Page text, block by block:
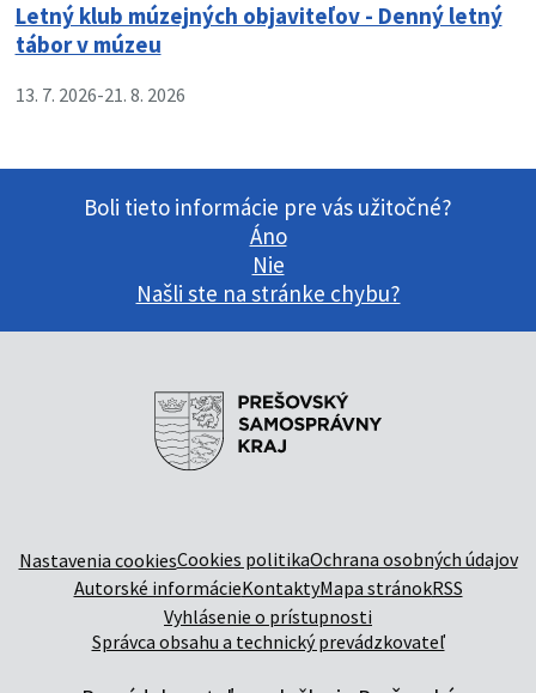
Letný klub múzejných objaviteľov - Denný letný
tábor v múzeu
13. 7. 2026-21. 8. 2026
Boli tieto informácie pre vás užitočné?
Áno
Nie
Našli ste na stránke chybu?
Nastavenia cookiesCookies politikaOchrana osobných údajov
Autorské informácieKontaktyMapa stránokRSS
Vyhlásenie o prístupnosti
Správca obsahu a technický prevádzkovateľ